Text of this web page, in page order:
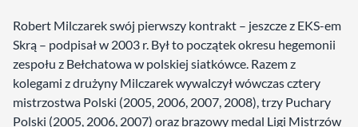
Robert Milczarek swój pierwszy kontrakt – jeszcze z EKS-em
Skrą – podpisał w 2003 r. Był to początek okresu hegemonii
zespołu z Bełchatowa w polskiej siatkówce. Razem z
kolegami z drużyny Milczarek wywalczył wówczas cztery
mistrzostwa Polski (2005, 2006, 2007, 2008), trzy Puchary
Polski (2005, 2006, 2007) oraz brązowy medal Ligi Mistrzów